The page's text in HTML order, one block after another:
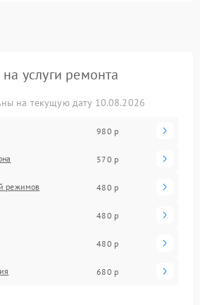
услуги ремонта
на текущую дату 10.08.2026
980 р
570 р
режимов 480 р
480 р
480 р
680 р